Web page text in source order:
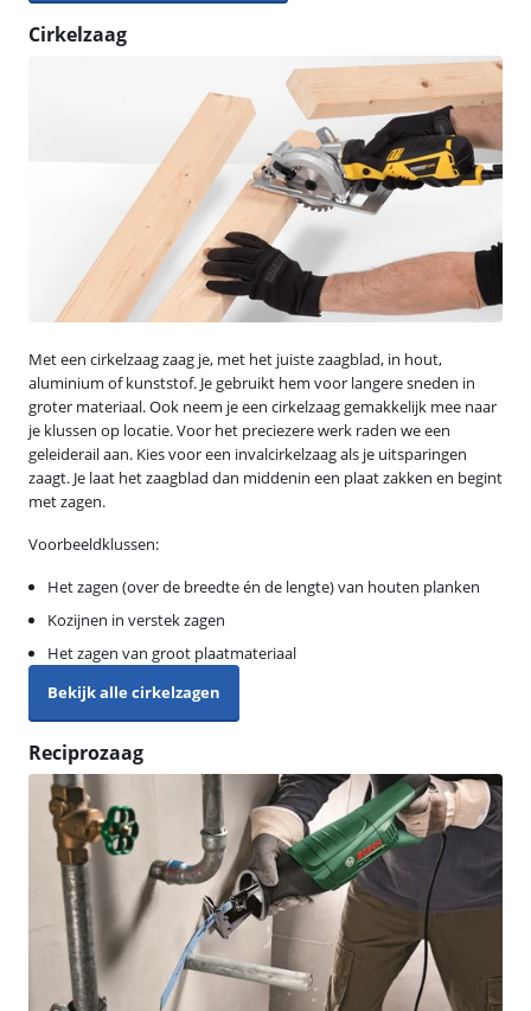
Cirkelzaag
Met een cirkelzaag zaag je, met het juiste zaagblad, in hout,
aluminium of kunststof. Je gebruikt hem voor langere sneden in
groter materiaal. Ook neem je een cirkelzaag gemakkelijk mee naar
je klussen op locatie. Voor het preciezere werk raden we een
geleiderail aan. Kies voor een invalcirkelzaag als je uitsparingen
zaagt. Je laat het zaagblad dan middenin een plaat zakken en begint
met zagen.
Voorbeeldklussen:
Het zagen (over de breedte én de lengte) van houten planken
Kozijnen in verstek zagen
Het zagen van groot plaatmateriaal
Bekijk alle cirkelzagen
Reciprozaag